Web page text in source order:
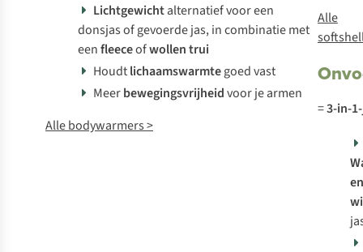
Lichtgewichtalternatief voor een
donsjas of gevoerde jas, in combinatie met
eenfleeceofwollen trui
Houdtlichaamswarmtegoed vast
Meerbewegingsvrijheidvoor je armen
Alle bodywarmers >
Alle
=3-in-
en